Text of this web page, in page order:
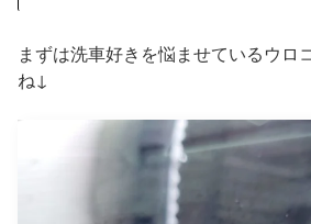
まずは洗車好きを悩ませているウロ
ね↓